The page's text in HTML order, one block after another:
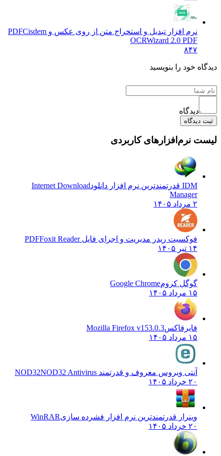
نرم افزار تبدیل و استخراج متن از روی عکس و PDF Cisdem
OCRWizard 2.0 PDF
۸۴۷
دیدگاه خود را بنویسید
دیدگاه
ثبت دیدگاه
لیست نرم‌افزارهای کاربردی
IDM قدرتمندترین نرم افزار دانلود
Internet Download
Manager
۲ مرداد ۱۴۰۵
فوکسیت ریدر مدیریت و اجرای فایل PDFFoxit Reader
۱۴ تیر ۱۴۰۵
گوگل کرومGoogle Chrome
۱۵ مرداد ۱۴۰۵
فایرفاکسMozilla Firefox v153.0.3
۱۵ مرداد ۱۴۰۵
آنتی ویروس معروف و قدرتمند NOD32 NOD32 Antivirus
۲۰ خرداد ۱۴۰۵
وینرار قدرتمندترین نرم افزار فشرده سازیWinRAR
۲۰ خرداد ۱۴۰۵